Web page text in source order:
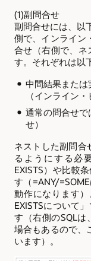
(1)副問合せ
副問合せには、以
側で、インライン
合せ（右側で、ネ
す。それぞれは以
中間結果また
（インライン・
通常の問合せ
せ）
ネストした副問合
るようにする必
EXISTS）や比較
す（=ANY/
動作になります）
EXISTSについて
す（右側のSQLは
場合もあるので、
います）。